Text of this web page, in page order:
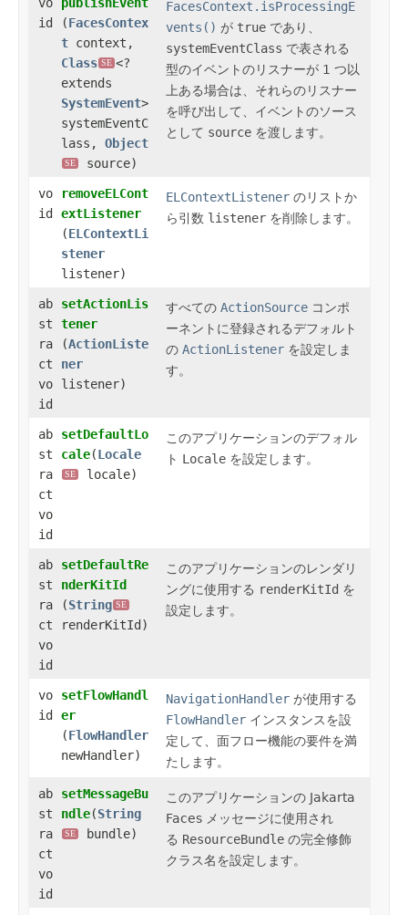
id
(FacesContex
t context,
Class SE <?
extends
SystemEvent>
systemEventC
lass, Object
SE source)
FacesContext.isProcessingE
vents() が true であり、
systemEventClass で表される
型のイベントのリスナーが 1 つ以
上ある場合は、それらのリスナー
を呼び出して、イベントのソース
として source を渡します。
vo
id
removeELCont
extListener
(ELContextLi
stener
listener)
ELContextListener のリストか
ら引数 listener を削除します。
ab
st
ra
ct
vo
id
setActionLis
tener
(ActionListe
ner
listener)
すべての ActionSource コンポ
ーネントに登録されるデフォルト
の ActionListener を設定しま
す。
ab
st
ra
ct
vo
id
setDefaultLo
cale​(Locale
SE locale)
このアプリケーションのデフォル
ト Locale を設定します。
ab
st
ra
ct
vo
id
setDefaultRe
nderKitId
(String SE
renderKitId)
このアプリケーションのレンダリ
ングに使用する renderKitId を
設定します。
vo
id
setFlowHandl
er
(FlowHandler
newHandler)
NavigationHandler が使用する
FlowHandler インスタンスを設
定して、面フロー機能の要件を満
たします。
ab
st
ra
ct
vo
id
setMessageBu
ndle​(String
SE bundle)
このアプリケーションの Jakarta
Faces メッセージに使用され
る ResourceBundle の完全修飾
クラス名を設定します。